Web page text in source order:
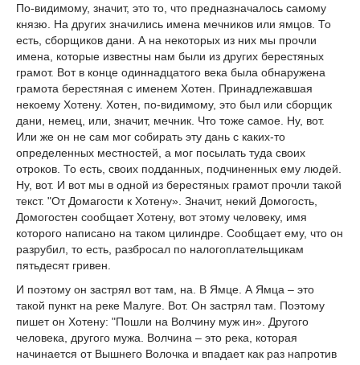
По-видимому, значит, это то, что предназначалось самому
князю. На других значились имена мечников или ямцов. То
есть, сборщиков дани. А на некоторых из них мы прочли
имена, которые известны нам были из других берестяных
грамот. Вот в конце одиннадцатого века была обнаружена
грамота берестяная с именем Хотен. Принадлежавшая
некоему Хотену. Хотен, по-видимому, это был или сборщик
дани, немец, или, значит, мечник. Что тоже самое. Ну, вот.
Или же он не сам мог собирать эту дань с каких-то
определенных местностей, а мог посылать туда своих
отроков. То есть, своих подданных, подчиненных ему людей.
Ну, вот. И вот мы в одной из берестяных грамот прочли такой
текст. "От Домагости к Хотену». Значит, некий Домогость,
Домогостен сообщает Хотену, вот этому человеку, имя
которого написано на таком цилиндре. Сообщает ему, что он
разрубил, то есть, разбросал по налогоплательщикам
пятьдесят гривен.
И поэтому он застрял вот там, на. В Ямце. А Ямца – это
такой пункт на реке Малуге. Вот. Он застрял там. Поэтому
пишет он Хотену: "Пошли на Волчину муж ин». Другого
человека, другого мужа. Волчина – это река, которая
начинается от Вышнего Волочка и впадает как раз напротив